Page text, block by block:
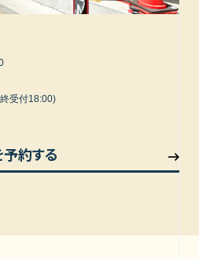
受付18:00)
約する